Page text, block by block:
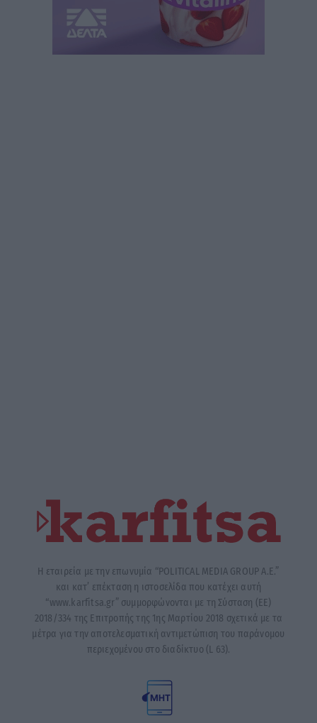
Η εταιρεία με την επωνυμία “POLITICAL MEDIA GROUP A.E.”
και κατ’ επέκταση η ιστοσελίδα που κατέχει αυτή
“www.karfitsa.gr” συμμορφώνονται με τη Σύσταση (ΕΕ)
2018/334 της Επιτροπής της 1ης Μαρτίου 2018 σχετικά με τα
μέτρα για την αποτελεσματική αντιμετώπιση του παράνομου
περιεχομένου στο διαδίκτυο (L 63).